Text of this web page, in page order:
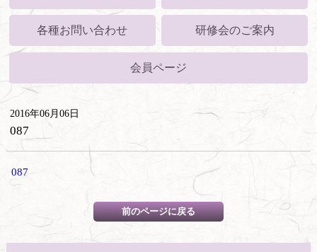
各種お問い合わせ 研修会のご案内
会員ページ
2016年06月06日
087
087